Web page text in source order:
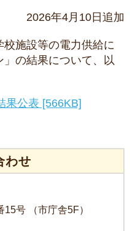
2026年4月10日追加
施設等の電力供給に
の結果について、以
果公表 [566KB]
わせ
号 （市庁舎5F）